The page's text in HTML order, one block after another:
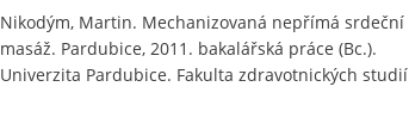
Nikodým, Martin. Mechanizovaná nepřímá srdeční
masáž. Pardubice, 2011. bakalářská práce (Bc.).
Univerzita Pardubice. Fakulta zdravotnických studií